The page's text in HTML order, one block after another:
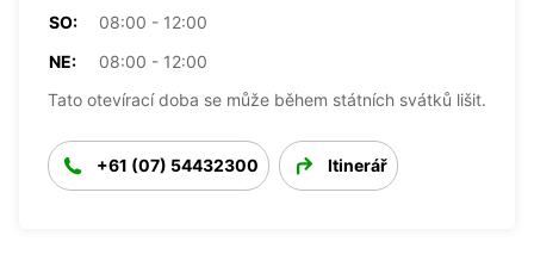
SO:
08:00 - 12:00
NE:
08:00 - 12:00
Tato otevírací doba se může během státních svátků lišit.
+61 (07) 54432300 Itinerář